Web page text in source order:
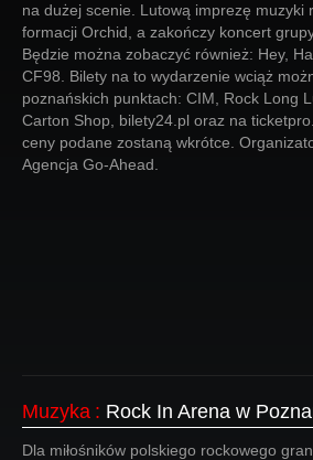
Forum
Więcej
Login
na dużej scenie. Lutową imprezę muzyki
formacji Orchid, a zakończy koncert
Będzie można zobaczyć również: Hey,
CF98. Bilety na to wydarzenie wciąż
poznańskich punktach: CIM, Rock Long
Carton Shop, bilety24.pl oraz na
ceny podane zostaną wkrótce.
Agencja Go-Ahead.
Muzyka : Rock In Arena w
Dla miłośników polskiego rockowego